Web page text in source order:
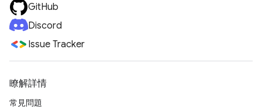
GitHub
Discord
Issue Tracker
瞭解詳情
常見問題